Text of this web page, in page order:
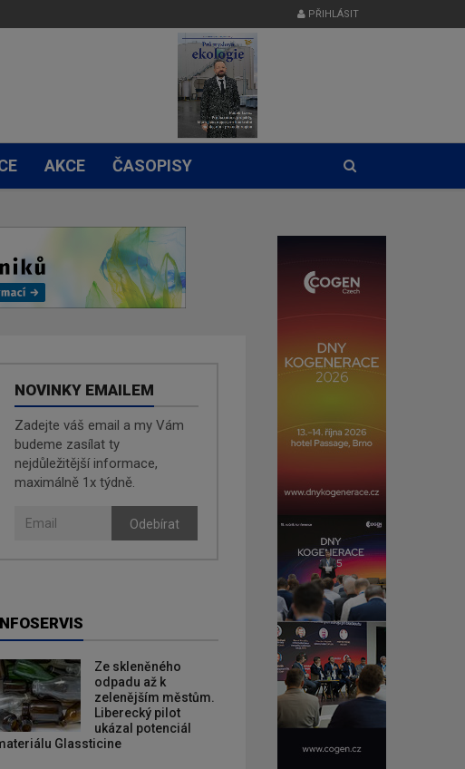
PŘIHLÁSIT
AKCE ČASOPISY
NOVINKY EMAILEM
Zadejte váš email a my Vám
budeme zasílat ty
nejdůležitější informace,
maximálně 1x týdně.
Odebírat
Ze skleněného
odpadu až k
zelenějším městům.
Liberecký pilot
ukázal potenciál
Glassticine